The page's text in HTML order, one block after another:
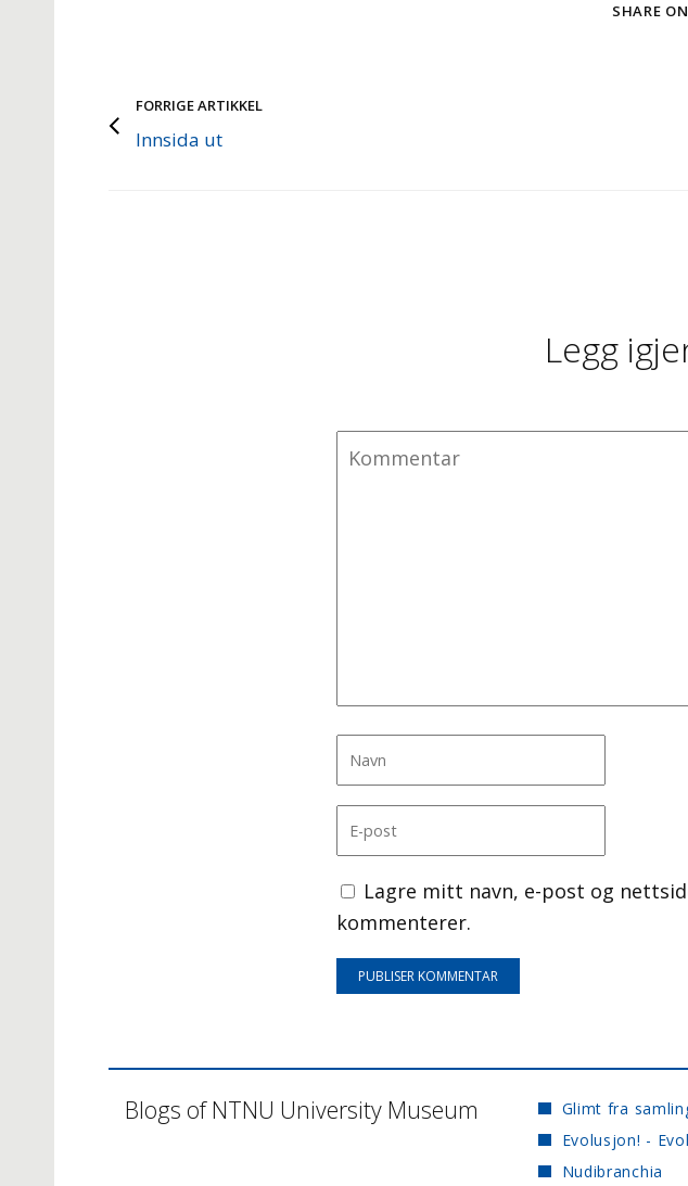
SHARE
FORRIGE ARTIKKEL
Innsida ut
Legg
Lagre mitt navn, e-post og
kommenterer.
Blogs of NTNU University Museum
Glimt fra
Evolusjon! -
Nudibranchia